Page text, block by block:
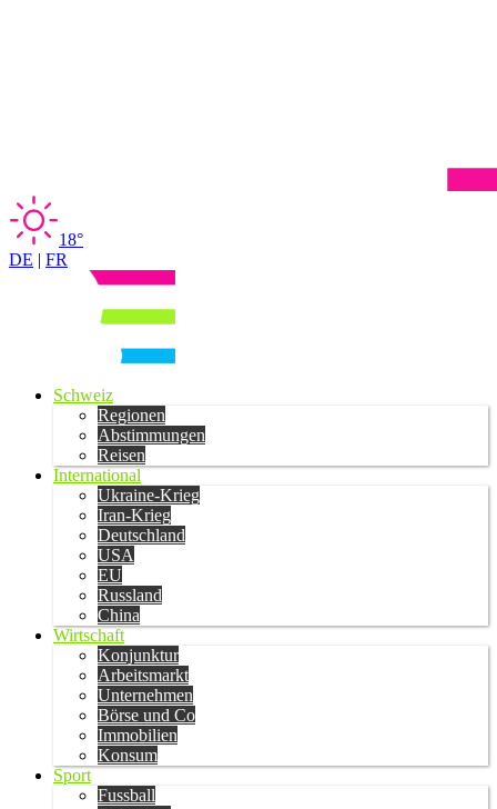
18°
DE | FR
Schweiz
Regionen
Abstimmungen
Reisen
International
Ukraine-Krieg
Iran-Krieg
Deutschland
USA
EU
Russland
China
Wirtschaft
Konjunktur
Arbeitsmarkt
Unternehmen
Börse und Co
Immobilien
Konsum
Sport
Fussball